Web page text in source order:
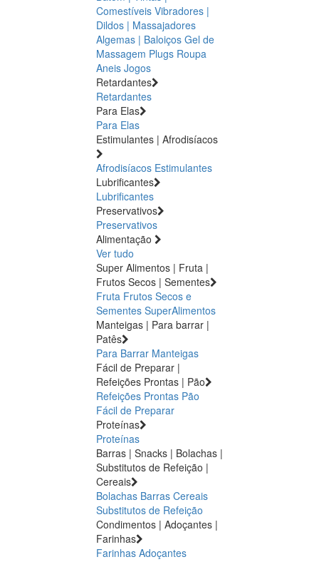
Comestíveis Vibradores |
Dildos | Massajadores
Algemas | Baloiços Gel de
Massagem Plugs Roupa
Aneis Jogos
Retardantes
Retardantes
Para Elas
Para Elas
Estimulantes | Afrodisíacos
Afrodisíacos Estimulantes
Lubrificantes
Lubrificantes
Preservativos
Preservativos
Alimentação
Ver tudo
Super Alimentos | Fruta |
Frutos Secos | Sementes
Fruta Frutos Secos e
Sementes SuperAlimentos
Manteigas | Para barrar |
Patês
Para Barrar Manteigas
Fácil de Preparar |
Refeições Prontas | Pão
Refeições Prontas Pão
Fácil de Preparar
Proteínas
Proteínas
Barras | Snacks | Bolachas |
Substitutos de Refeição |
Cereais
Bolachas Barras Cereais
Substitutos de Refeição
Condimentos | Adoçantes |
Farinhas
Farinhas Adoçantes